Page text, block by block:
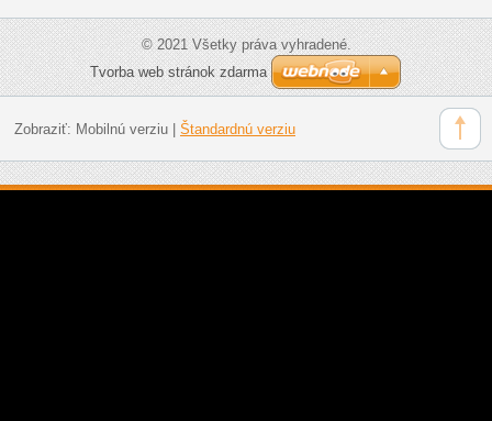
© 2021 Všetky práva vyhradené.
Tvorba web stránok zdarma
Zobraziť: Mobilnú verziu| Štandardnú verziu